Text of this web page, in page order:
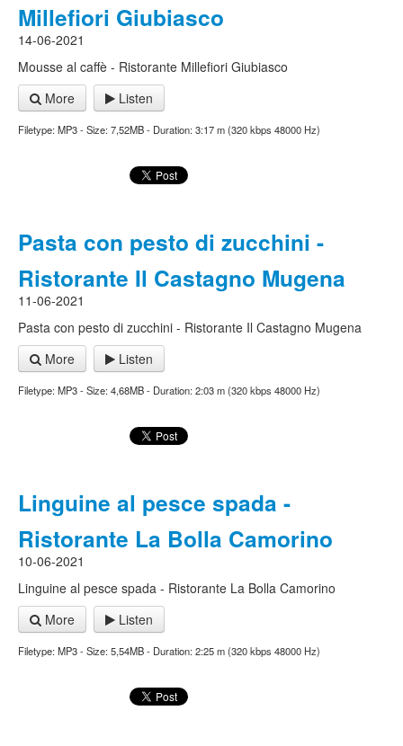
Millefiori Giubiasco
14-06-2021
Mousse al caffè - Ristorante Millefiori Giubiasco
More
Listen
Filetype: MP3 - Size: 7,52MB - Duration: 3:17 m (320 kbps 48000 Hz)
Pasta con pesto di zucchini -
Ristorante Il Castagno Mugena
11-06-2021
Pasta con pesto di zucchini - Ristorante Il Castagno Mugena
More
Listen
Filetype: MP3 - Size: 4,68MB - Duration: 2:03 m (320 kbps 48000 Hz)
Linguine al pesce spada -
Ristorante La Bolla Camorino
10-06-2021
Linguine al pesce spada - Ristorante La Bolla Camorino
More
Listen
Filetype: MP3 - Size: 5,54MB - Duration: 2:25 m (320 kbps 48000 Hz)